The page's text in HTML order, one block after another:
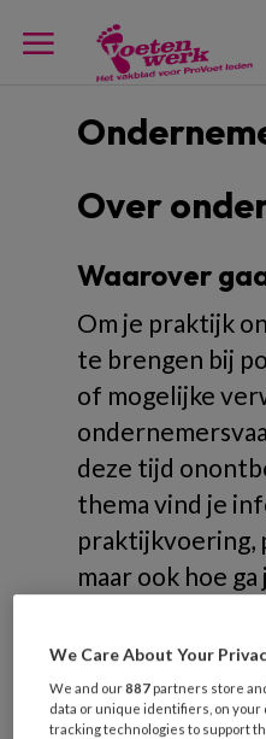
Over
Waarover
Om je praktijk
te brengen bij
of mogelijke
deze tijd
thema vind je
praktijkvoering,
maar ook hoe
We Care About Your
We and our887 partners store
data or unique identifiers, on your
tracking technologies to support